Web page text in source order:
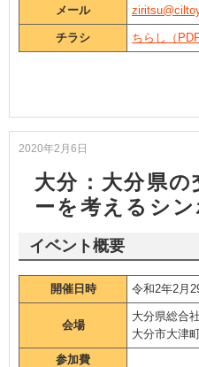
メール
チラシ ちらし（PDF
2020年2月6日
大分：大分県の
ーを考えるシ
イベント概要
開催日時 令和2年2月
会場
大分県総合
大分市大津
参加費